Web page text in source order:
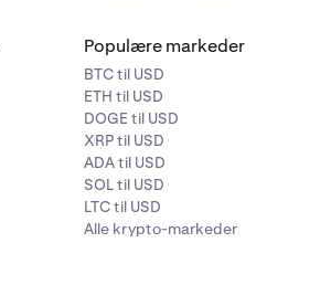
Populære markeder
BTC til USD
ETH til USD
DOGE til USD
XRP til USD
ADA til USD
SOL til USD
LTC til USD
Alle krypto-markeder